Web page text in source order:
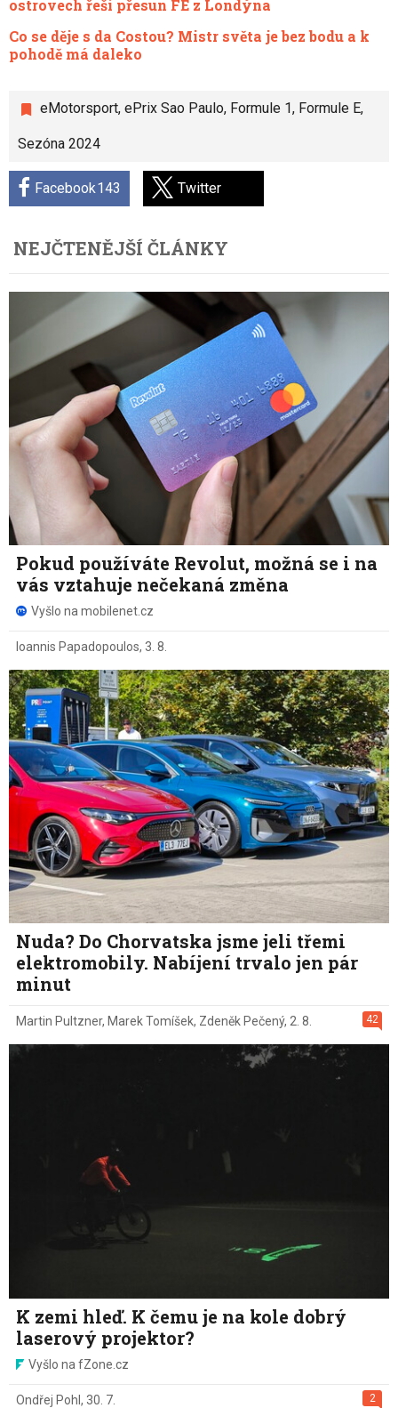
eMotorsport, ePrix Sao Paulo, Formule 1, Formule E,
Sezóna 2024
Facebook143 Twitter
ostrovech řeší přesun FE z Londýna
Co se děje s da Costou? Mistr světa je bez bodu a k
pohodě má daleko
NEJČTENĚJŠÍ ČLÁNKY
Pokud používáte Revolut, možná se i na
vás vztahuje nečekaná změna
Vyšlo na mobilenet.cz
Ioannis Papadopoulos, 3. 8.
Nuda? Do Chorvatska jsme jeli třemi
elektromobily. Nabíjení trvalo jen pár
minut
42
Martin Pultzner, Marek Tomíšek, Zdeněk Pečený, 2. 8.
K zemi hleď. K čemu je na kole dobrý
laserový projektor?
Vyšlo na fZone.cz
2
Ondřej Pohl , 30. 7.